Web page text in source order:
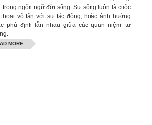
trong ngôn ngữ đời sống. Sự sống luôn là cuộc
vô tận với sự tác động, hoặc ảnh hưởng
phủ định lẫn nhau giữa các quan niệm, tư
MORE ...